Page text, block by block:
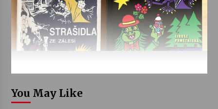
You May Like